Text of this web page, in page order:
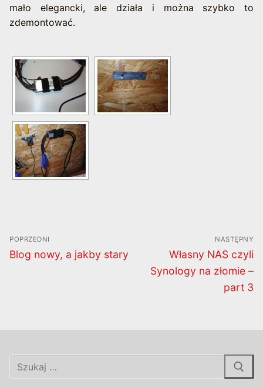
mało elegancki, ale działa i można szybko to
zdemontować.
Nawigacja
wpisu
POPRZEDNI
Poprzedni
Blog nowy, a jakby stary
NASTĘPNY
Następny
wpis:
Własny NAS czyli
Synology na złomie –
part 3
Szukaj: